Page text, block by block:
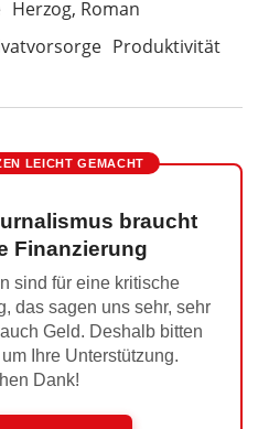
Herzog, Roman
Produktivität
LEICHT GEMACHT
braucht
Finanzierung
sind für eine kritische
das sagen uns sehr, sehr
Geld. Deshalb bitten
Ihre Unterstützung.
Dank!